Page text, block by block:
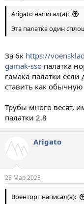
Arigato написал(а):
Эта палатка один
За 6к https://
gamak-sso палатка
гамака-палатки
ставить как обычную
Трубы много весят,
палатки 2.8
Arigato
28 Мар 2023
Военторг написал(а):